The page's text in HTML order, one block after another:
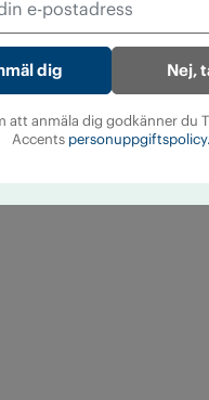
Nej,
att anmäla dig godkänner du
Accents personuppgiftspolicy.